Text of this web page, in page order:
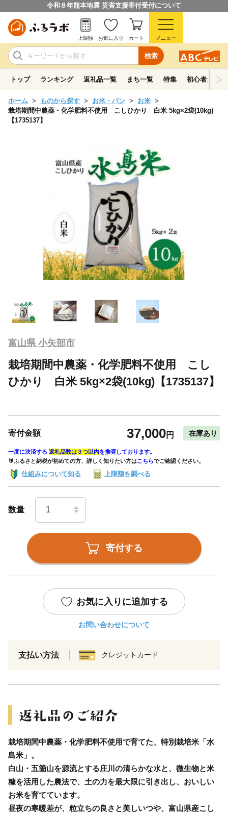
令和８年熊本地震 災害支援寄付受付について
検索
上限額 お気に入り カート メニュー
トップ ランキング 返礼品一覧 まち一覧 特集 初心者ガイド
ホーム ものから探す お米・パン
お米
栽培期間中農薬・化学肥料不使用 こしひかり 白米 5kg×2袋(10kg)
【1735137】
富山県 小矢部市
栽培期間中農薬・化学肥料不使用 こし
ひかり 白米 5kg×2袋(10kg)【1735137】
寄付金額 37,000円 在庫あり
一度に決済する 返礼品数は３つ以内を推奨しております。
🔰ふるさと納税が初めての方、詳しく知りたい方はこちらでご確認ください。
仕組みについて知る 上限額を調べる
数量
寄付する
お気に入りに追加する
お問い合わせについて
支払い方法 クレジットカード
栽培期間中農薬・化学肥料不使用で育てた、特別栽培米「水
島米」。
白山・五箇山を源流とする庄川の清らかな水と、微生物と米
糠を活用した農法で、土の力を最大限に引き出し、おいしい
お米を育てています。
昼夜の寒暖差が、粒立ちの良さと美しいつや、富山県産こし